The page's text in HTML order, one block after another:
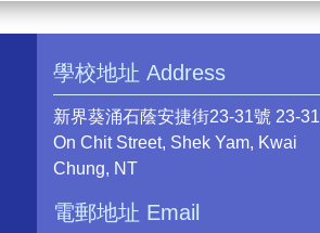
學校地址 Address
新界葵涌石蔭安捷街23-31號 23-31
On Chit Street, Shek Yam, Kwai
Chung, NT
電郵地址 Email